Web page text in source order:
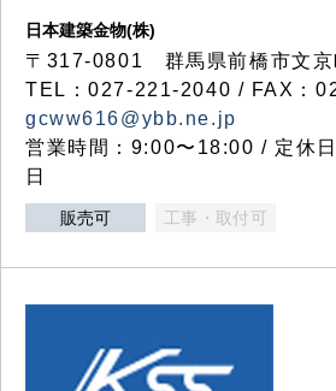
日本建築金物(株)
〒317‐0801 群馬県前橋市文
TEL：027-221-2040 / FAX：
gcww616@ybb.ne.jp
営業時間：9:00〜18:00 / 定休
日
販売可 工事・取付可